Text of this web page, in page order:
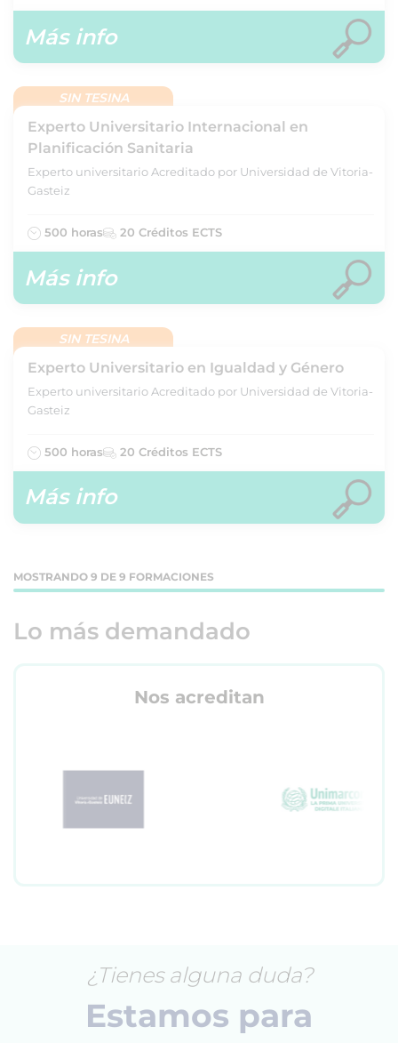
Más info
SIN TESINA
Experto Universitario Internacional en
Planificación Sanitaria
Experto universitario Acreditado por Universidad de Vitoria-
Gasteiz
500 horas 20 Créditos ECTS
Más info
SIN TESINA
Experto Universitario en Igualdad y Género
Experto universitario Acreditado por Universidad de Vitoria-
Gasteiz
500 horas 20 Créditos ECTS
Más info
MOSTRANDO 9 DE 9 FORMACIONES
Lo más demandado
Nos acreditan
¿Tienes alguna duda?
Estamos para